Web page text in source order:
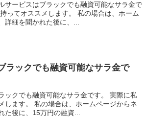
サービスはブラックでも融資可能なサラ金で
ってオススメします。 私の場合は、ホーム
細を聞かれた後に、...
ラックでも融資可能なサラ金で
ックでも融資可能なサラ金です。 実際に私
します。 私の場合は、ホームページからネ
た後に、15万円の融資...